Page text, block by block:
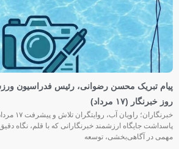
پیام تبریک محسن رضوانی، رئیس فدراسیون
روز خبرنگار (۱۷ مرداد)
خبرنگاران؛
پاسداشت جایگاه ارزشمند خبرنگارانی که با قلم، نگاه
مهمی در آگاهی‌بخشی، توسعه